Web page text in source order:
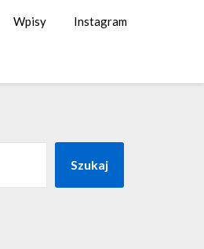
Wpisy Instagram
Szukaj